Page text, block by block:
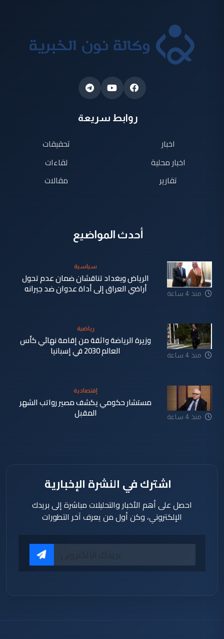
روابط سريعة
اخبار
اخبار محلية
تقارير
تحقيقات
لقاءات
مقالات
أحدث المواضيع
منذ 4 ساعة
سياسية
الرياض وبغداد تناقشان ضمان عدم تحول
أراضي العراق إلى أداة عدوان ضد جيرانه
منذ 4 ساعة
رياضية
وزيرة الرياضة واثقة من إقامة نهائي كأس
العالم 2030 في إسبانيا
منذ 4 ساعة
إقتصادية
مستشار حكومي يكشف مصير رواتب الشهر
المقبل
اشترك في النشرة الإخبارية
احصل على أهم الأخبار والتحليلات مباشرة إلى بريدك
الإلكتروني، وكن أول من يعرف آخر التطورات